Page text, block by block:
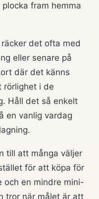
fram hemma
det ofta med
eller senare på
där det känns
rörlighet i de
Håll det så enkelt
en vanlig vardag
till att många väljer
för att köpa för
och en mindre mini-
tror när målet är att